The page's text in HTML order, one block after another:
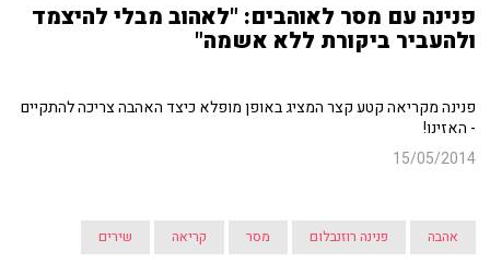
פנינה עם מסר לאוהבים: "לאהוב מבלי להיצמד
ולהעביר ביקורת ללא אשמה"
פנינה מקריאה קטע קצר המציג באופן מופלא כיצד האהבה צריכה להתקיים
- האזינו!
15/05/2014
אהבה פנינה רוזנבלום מסר קריאה שירים